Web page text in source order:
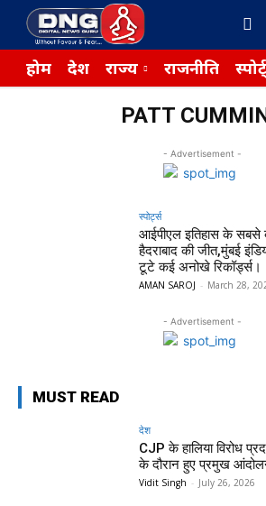
होम देश राज्य राजनीति
PATT
- Advertisement -
स्पोर्ट्स
आईपीएल इतिहास के सबसे
हैदराबाद की जीत,मुंबई
टूटे कई अनोखे रिकॉर्ड्स।
AMAN SAROJ - March 28,
- Advertisement -
MUST READ
देश
CJP के हालिया विरोध
के दौरान हुए प्रमुख
Vidit Singh - July 26, 2026